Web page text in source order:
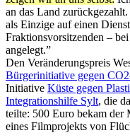
an das Land
als Einzige auf einen
Fraktionsvorsitzenden –
angelegt.”
Den Veränderungspreis
Bürgerinitiative gegen
Initiative Küste gegen
Integrationshilfe Sylt, die
teilte: 500 Euro bekam der
eines Filmprojekts von